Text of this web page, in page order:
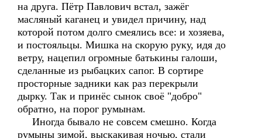
на друга. Пётр Павлович встал, зажёг
масляный каганец и увидел причину, над
которой потом долго смеялись все: и хозяева,
и постояльцы. Мишка на скорую руку, идя до
ветру, нацепил огромные батькины галоши,
сделанные из рыбацких сапог. В сортире
просторные задники как раз перекрыли
дырку. Так и принёс сынок своё "добро"
обратно, на порог румынам.
Иногда бывало не совсем смешно. Когда
румыны зимой, выскакивая ночью, стали